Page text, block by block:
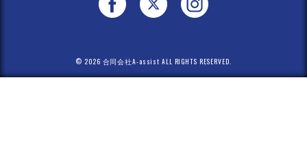
© 2026 合同会社A-assist ALL RIGHTS RESERVED.